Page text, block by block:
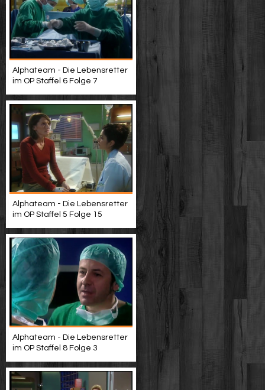
Alphateam - Die Lebensretter
im OP Staffel 6 Folge 7
Alphateam - Die Lebensretter
im OP Staffel 5 Folge 15
Alphateam - Die Lebensretter
im OP Staffel 8 Folge 3